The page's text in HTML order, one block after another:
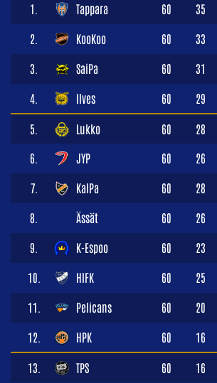
1. Tappara 60 35
2. KooKoo 60 33
3. SaiPa 60 31
4. Ilves 60 29
5. Lukko 60 28
6. JYP 60 26
7. KalPa 60 28
8. Ässät 60 26
9. K-Espoo 60 23
10. HIFK 60 25
11. Pelicans 60 20
12. HPK 60 16
13. TPS 60 16